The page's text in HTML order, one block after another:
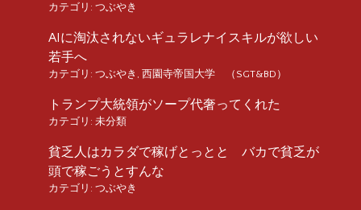
カテゴリ: つぶやき
AIに淘汰されないギュラレナイスキルが欲しい
若手へ
カテゴリ: つぶやき 西園寺帝国大学 （SGT&BD）
トランプ大統領がソープ代奢ってくれた
カテゴリ: 未分類
貧乏人はカラダで稼げとっとと バカで貧乏が
頭で稼ごうとすんな
カテゴリ: つぶやき